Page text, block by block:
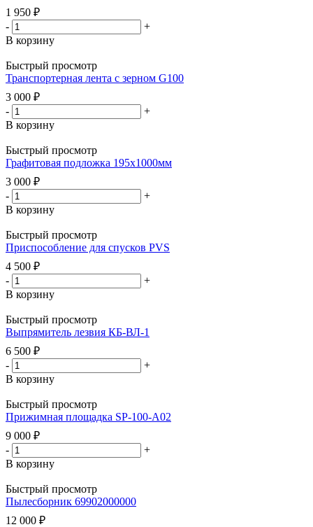
1 950 ₽
-
+
В корзину
Быстрый просмотр
Транспортерная лента с зерном G100
3 000 ₽
-
+
В корзину
Быстрый просмотр
Графитовая подложка 195х1000мм
3 000 ₽
-
+
В корзину
Быстрый просмотр
Приспособление для спусков PVS
4 500 ₽
-
+
В корзину
Быстрый просмотр
Выпрямитель лезвия КБ-ВЛ-1
6 500 ₽
-
+
В корзину
Быстрый просмотр
Прижимная площадка SP-100-A02
9 000 ₽
-
+
В корзину
Быстрый просмотр
Пылесборник 69902000000
12 000 ₽